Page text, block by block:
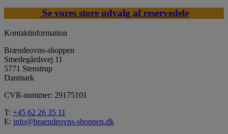
Se vores store udvalg af reservedele
Kontaktinformation
Brændeovns-shoppen
Smedegårdsvej 11
5771 Stenstrup
Danmark
CVR-nummer: 29175101
T: +45 62 26 35 11
E: info@braendeovns-shoppen.dk